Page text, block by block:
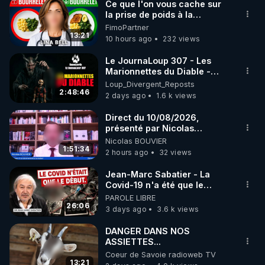
• Présentation PowerPoint "Les GOPE - Grandes
https://docs.google.com/presentation/d/1V2GOkjP-
C-AWuIKMrpUE4Y_kcZv-yZ88/edit?
usp=sharing&ouid=112395942149703606857&rtpof
=true&sd=true
PDF :
https://drive.google.com/file/d/1SKGEYFK9VwqgC7
q2mv7ef9bmEqJN3ACk/view?usp=sharing
• Nicolas Doisy annonce la fin du cdi (contrat de
https://odysee.com/@Chloe_F:b/la-fin-du-cdi-
contrat-de-travail-dur-e:c
13:21
Ce que l'on vous cache sur
la prise de poids à la
ménopause
FimoPartner
10 hours ago
232 views
2:48:46
Le JournaLoup 307 - Les
Marionnettes du Diable -
Loup Divergent 2026.08.07
Loup_Divergent_Reposts
2 days ago
1.6 k views
1:51:34
Direct du 10/08/2026,
présenté par Nicolas
BOUVIER
Nicolas BOUVIER
2 hours ago
32 views
26:06
Jean-Marc Sabatier - La
Covid-19 n'a été que le
début - L'ARNm & l'ARNm-aa
jusqu où auront-t-il ?
PAROLE LIBRE
3 days ago
3.6 k views
13:21
DANGER DANS NOS
ASSIETTES...
Coeur de Savoie radioweb TV